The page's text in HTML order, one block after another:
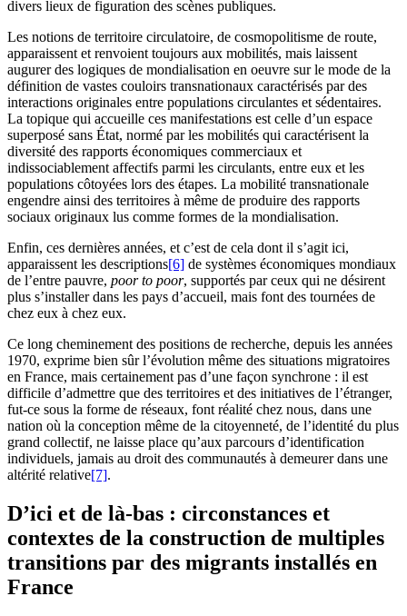
divers lieux de figuration des scènes publiques.
Les notions de territoire circulatoire, de cosmopolitisme de route,
apparaissent et renvoient toujours aux mobilités, mais laissent
augurer des logiques de mondialisation en oeuvre sur le mode de la
définition de vastes couloirs transnationaux caractérisés par des
interactions originales entre populations circulantes et sédentaires.
La topique qui accueille ces manifestations est celle d’un espace
superposé sans État, normé par les mobilités qui caractérisent la
diversité des rapports économiques commerciaux et
indissociablement affectifs parmi les circulants, entre eux et les
populations côtoyées lors des étapes. La mobilité transnationale
engendre ainsi des territoires à même de produire des rapports
sociaux originaux lus comme formes de la mondialisation.
Enfin, ces dernières années, et c’est de cela dont il s’agit ici,
apparaissent les descriptions[6] de systèmes économiques mondiaux
de l’entre pauvre, poor to poor, supportés par ceux qui ne désirent
plus s’installer dans les pays d’accueil, mais font des tournées de
chez eux à chez eux.
Ce long cheminement des positions de recherche, depuis les années
1970, exprime bien sûr l’évolution même des situations migratoires
en France, mais certainement pas d’une façon synchrone : il est
difficile d’admettre que des territoires et des initiatives de l’étranger,
fut-ce sous la forme de réseaux, font réalité chez nous, dans une
nation où la conception même de la citoyenneté, de l’identité du plus
grand collectif, ne laisse place qu’aux parcours d’identification
individuels, jamais au droit des communautés à demeurer dans une
altérité relative[7].
D’ici et de là-bas : circonstances et
contextes de la construction de multiples
transitions par des migrants installés en
France